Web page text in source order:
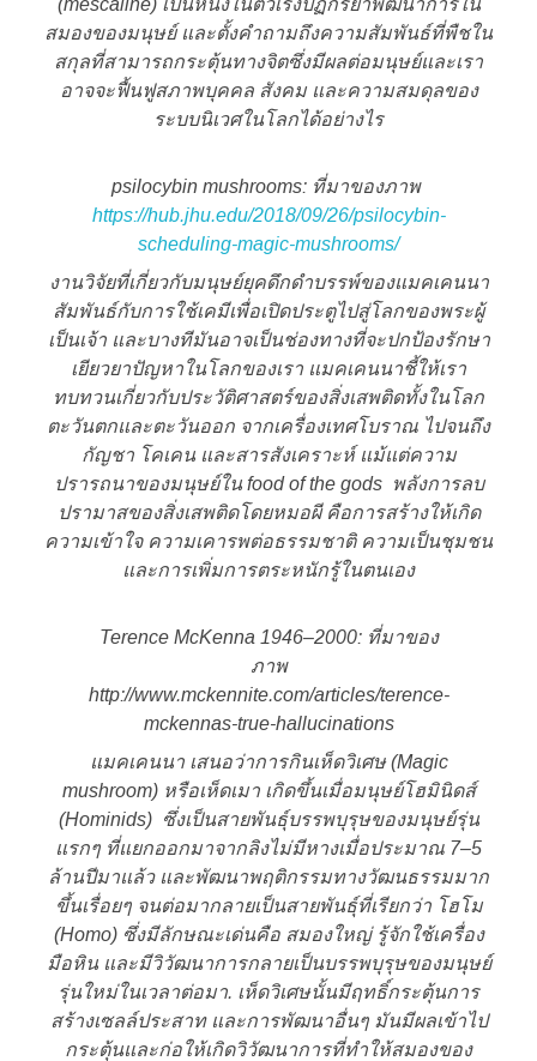
สมองของมนุษย์ และตั้งคำถามถึงความสัมพันธ์ที่พืชใน
สกุลที่สามารถกระตุ้นทางจิตซึ่งมีผลต่อมนุษย์และเรา
อาจจะฟื้นฟูสภาพบุคคล สังคม และความสมดุลของ
ระบบนิเวศในโลกได้อย่างไร
psilocybin mushrooms: ที่มาของภาพ
https://hub.jhu.edu/2018/09/26/psilocybin-
scheduling-magic-mushrooms/
งานวิจัยที่เกี่ยวกับมนุษย์ยุคดึกดำบรรพ์ของแมคเคนนา
สัมพันธ์กับการใช้เคมีเพื่อเปิดประตูไปสู่โลกของพระผู้
เป็นเจ้า และบางทีมันอาจเป็นช่องทางที่จะปกป้องรักษา
เยียวยาปัญหาในโลกของเรา แมคเคนนาชี้ให้เรา
ทบทวนเกี่ยวกับประวัติศาสตร์ของสิ่งเสพติดทั้งในโลก
ตะวันตกและตะวันออก จากเครื่องเทศโบราณ ไปจนถึง
กัญชา โคเคน และสารสังเคราะห์ แม้แต่ความ
ปรารถนาของมนุษย์ใน food of the gods พลังการลบ
ปรามาสของสิ่งเสพติดโดยหมอผี คือการสร้างให้เกิด
ความเข้าใจ ความเคารพต่อธรรมชาติ ความเป็นชุมชน
และการเพิ่มการตระหนักรู้ในตนเอง
Terence McKenna 1946–2000: ที่มาของ
ภาพ
http://www.mckennite.com/articles/terence-
mckennas-true-hallucinations
แมคเคนนา เสนอว่าการกินเห็ดวิเศษ (Magic
mushroom) หรือเห็ดเมา เกิดขึ้นเมื่อมนุษย์โฮมินิดส์
(Hominids) ซึ่งเป็นสายพันธุ์บรรพบุรุษของมนุษย์รุ่น
แรกๆ ที่แยกออกมาจากลิงไม่มีหางเมื่อประมาณ 7–5
ล้านปีมาแล้ว และพัฒนาพฤติกรรมทางวัฒนธรรมมาก
ขึ้นเรื่อยๆ จนต่อมากลายเป็นสายพันธุ์ที่เรียกว่า โฮโม
(Homo) ซึ่งมีลักษณะเด่นคือ สมองใหญ่ รู้จักใช้เครื่อง
มือหิน และมีวิวัฒนาการกลายเป็นบรรพบุรุษของมนุษย์
รุ่นใหม่ในเวลาต่อมา. เห็ดวิเศษนั้นมีฤทธิ์กระตุ้นการ
สร้างเซลล์ประสาท และการพัฒนาอื่นๆ มันมีผลเข้าไป
กระตุ้นและก่อให้เกิดวิวัฒนาการที่ทำให้สมองของ